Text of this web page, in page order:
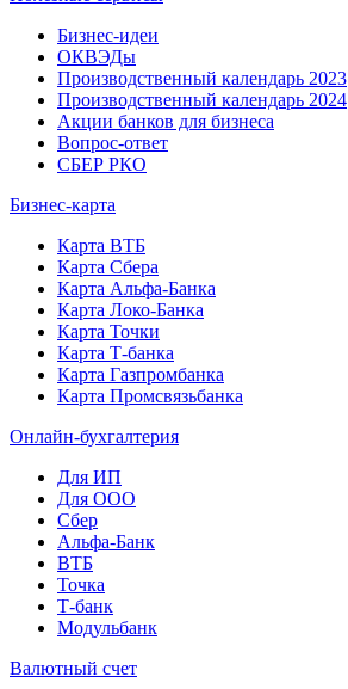
Бизнес-идеи
ОКВЭДы
Производственный календарь 2023
Производственный календарь 2024
Акции банков для бизнеса
Вопрос-ответ
СБЕР РКО
Бизнес-карта
Карта ВТБ
Карта Сбера
Карта Альфа-Банка
Карта Локо-Банка
Карта Точки
Карта Т-банка
Карта Газпромбанка
Карта Промсвязьбанка
Онлайн-бухгалтерия
Для ИП
Для ООО
Сбер
Альфа-Банк
ВТБ
Точка
Т-банк
Модульбанк
Валютный счет